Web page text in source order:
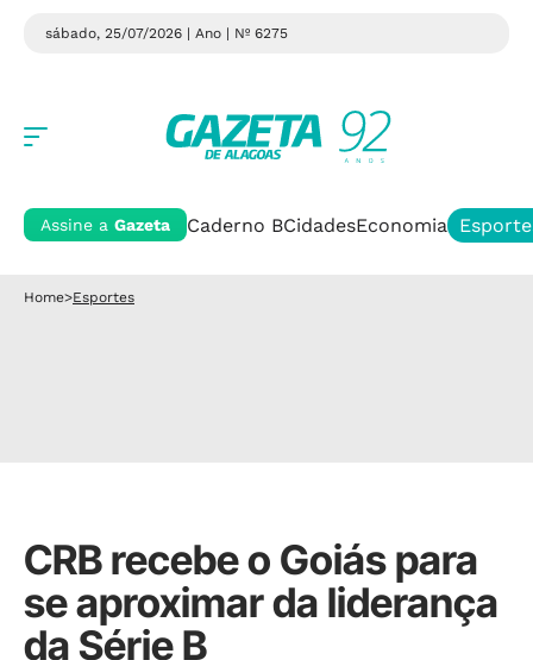
sábado, 25/07/2026 | Ano | Nº 6275
Assine a Gazeta Caderno BCidadesEconomia
Home>Esportes
CRB recebe o Goiás para
se aproximar da liderança
da Série B